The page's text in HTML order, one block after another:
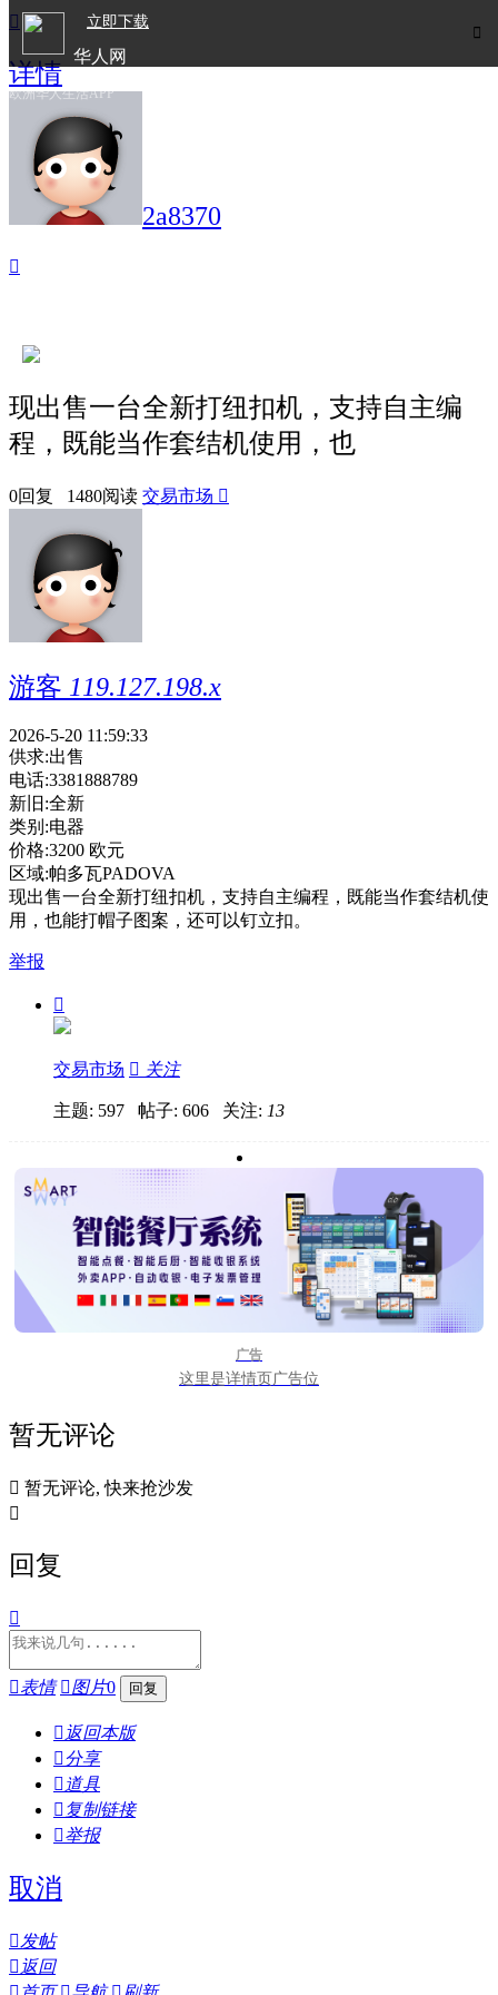

立即下载
华人网
欧洲华人生活APP

详情
2a8370

现出售一台全新打纽扣机，支持自主编
程，既能当作套结机使用，也
0回复 1480阅读 交易市场 
游客 119.127.198.x
2026-5-20 11:59:33
供求:出售
电话:3381888789
新旧:全新
类别:电器
价格:3200 欧元
区域:帕多瓦PADOVA
现出售一台全新打纽扣机，支持自主编程，既能当作套结机使
用，也能打帽子图案，还可以钉立扣。
举报

交易市场  关注
主题: 597 帖子: 606 关注: 13
广告
这里是详情页广告位
暂无评论
 暂无评论, 快来抢沙发

回复

表情 图片0
 返回本版
分享
 道具
 复制链接
举报
取消
发帖
 返回